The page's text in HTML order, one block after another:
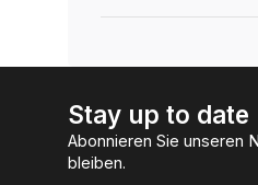
Stay up to date
Abonnieren Sie unseren
bleiben.